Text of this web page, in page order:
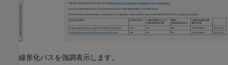
線形化パスを強調表示します。